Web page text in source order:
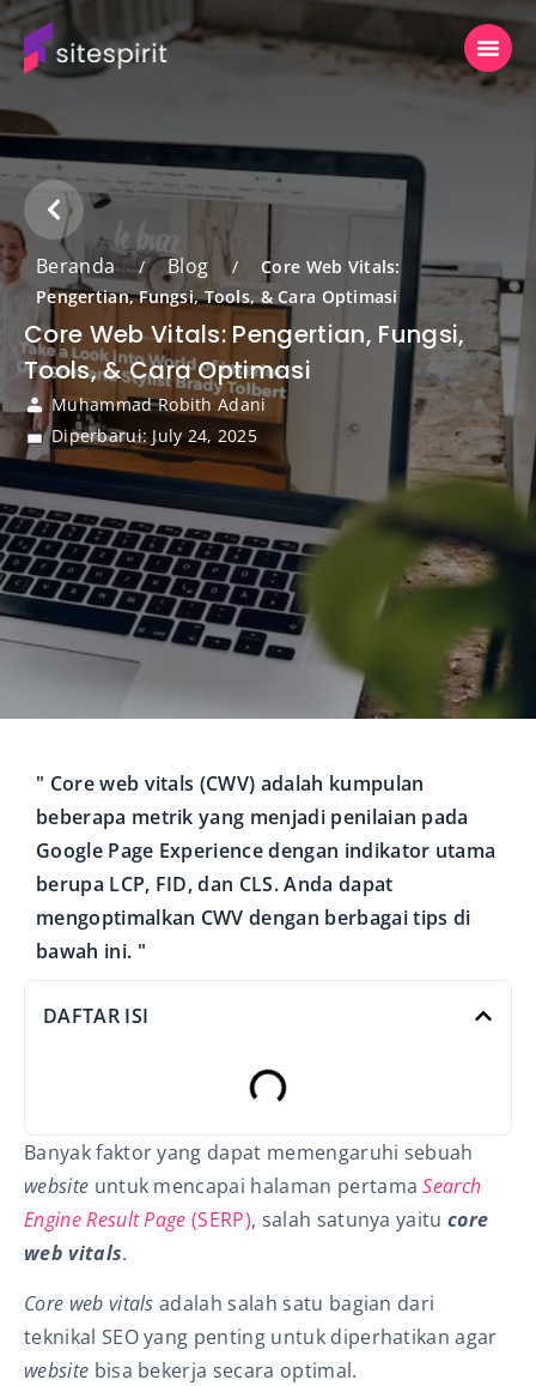
Beranda / Blog /
Core Web Vitals:
Pengertian, Fungsi, Tools, & Cara Optimasi
Core Web Vitals: Pengertian, Fungsi,
Tools, & Cara Optimasi
Muhammad Robith Adani
Diperbarui: July 24, 2025
" Core web vitals (CWV) adalah kumpulan
beberapa metrik yang menjadi penilaian pada
Google Page Experience dengan indikator utama
berupa LCP, FID, dan CLS. Anda dapat
mengoptimalkan CWV dengan berbagai tips di
bawah ini. "
DAFTAR ISI
Banyak faktor yang dapat memengaruhi sebuah
website untuk mencapai halaman pertamaSearch
Engine Result Page (SERP), salah satunya yaitucore
web vitals.
Core web vitals adalah salah satu bagian dari
teknikal SEO yang penting untuk diperhatikan agar
website bisa bekerja secara optimal.